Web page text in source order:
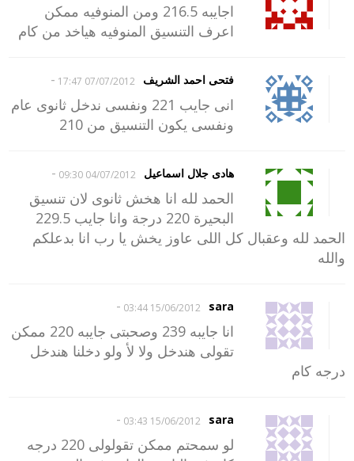
اجايبه 216.5 ومن المنوفيه ممكن
اعرف التنسيق المنوفيه هياخد من كام
فتحى احمد الشريف 07/07/2012 17:47
-
انى جايب 221 ونفسى ندخل ثانوى عام
ونفسى يكون التنسيق من 210
هادى جلال اسماعيل 04/07/2012 09:30
-
الحمد لله انا هخش ثانوى لان تنسيق
البحيرة 220 درجة وانا جايب 229.5
الحمد لله وعقبال كل اللى عاوز يخش يا رب انا بدعلكم
والله
sara
15/06/2012 03:44
-
انا جايبه 239 وصحبتى جايبه 220 ممكن
تقولى هندخل ولا لأ ولو دخلنا هندخل
درجه كام
sara
15/06/2012 03:43
-
لو سمحتم ممكن تقولولى 220 درجه